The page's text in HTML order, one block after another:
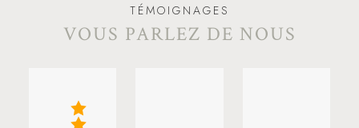
TÉMOIGNAGES
VOUS PARLEZ DE NOUS